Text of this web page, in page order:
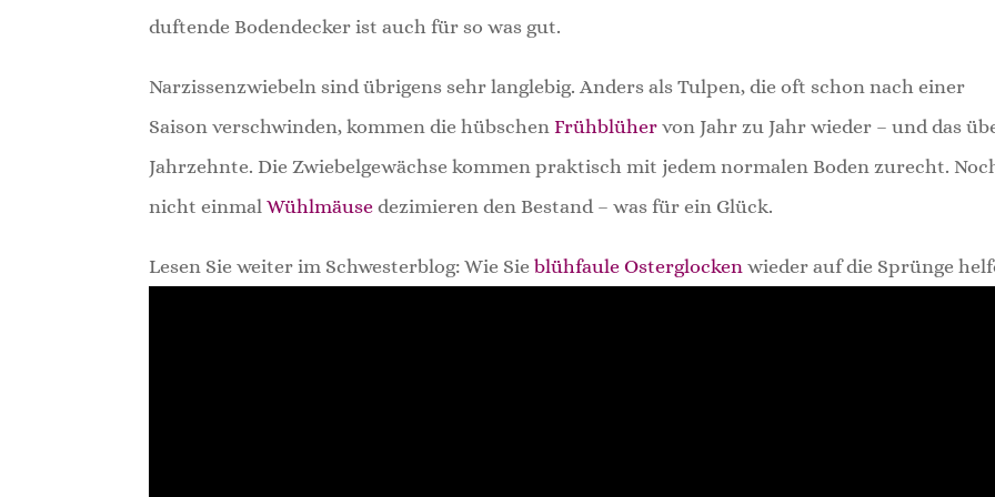
duftende Bodendecker ist auch für so was gut.
Narzissenzwiebeln sind übrigens sehr langlebig. Anders als Tulpen, die oft schon nach einer
Saison verschwinden, kommen die hübschenFrühblühervon Jahr zu Jahr wieder – und das
Jahrzehnte. Die Zwiebelgewächse kommen praktisch mit jedem normalen Boden zurecht.
nicht einmalWühlmäuse dezimieren den Bestand – was für ein Glück.
Lesen Sie weiter im Schwesterblog: Wie Sieblühfaule Osterglockenwieder auf die Sprünge